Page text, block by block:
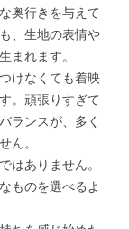
奥行きを与えて
、生地の表情や
まれます。
けなくても着映
。頑張りすぎて
ランスが、多く
ん。
はありません。
ものを選べるよ